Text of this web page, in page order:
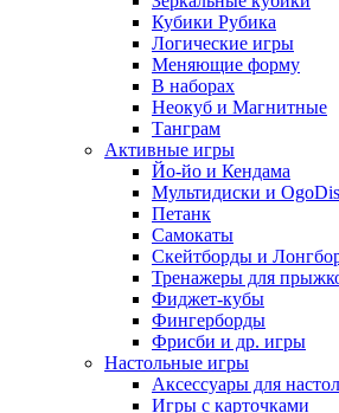
Кубики Рубика
Логические игры
Меняющие форму
В наборах
Неокуб и Магнитные
Танграм
Активные игры
Йо-йо и Кендама
Мультидиски и
Петанк
Самокаты
Скейтборды и
Тренажеры для
Фиджет-кубы
Фингерборды
Фрисби и др. игры
Настольные игры
Аксессуары для
Игры с карточками